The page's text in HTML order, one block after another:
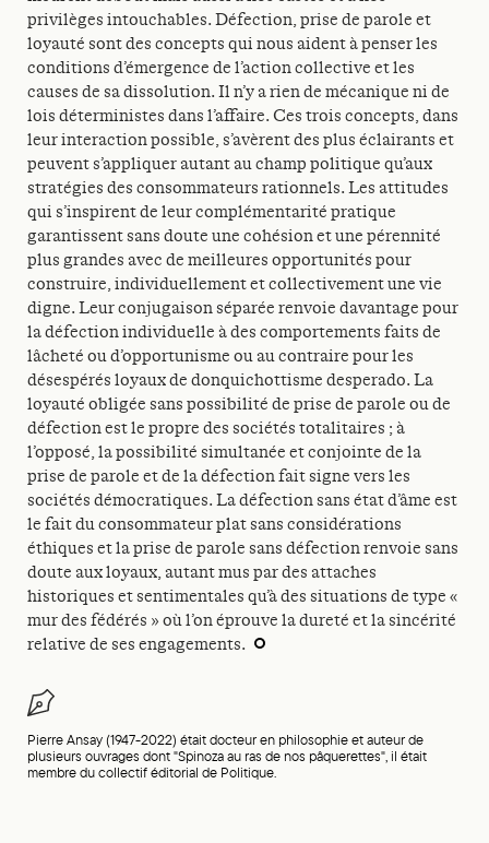
Pierre Ansay (1947-2022) était docteur en philosophie et auteur de
plusieurs ouvrages dont "Spinoza au ras de nos pâquerettes", il était
membre du collectif éditorial de Politique.
privilèges intouchables. Défection, prise de parole et
loyauté sont des concepts qui nous aident à penser les
conditions d’émergence de l’action collective et les
causes de sa dissolution. Il n’y a rien de mécanique ni de
lois déterministes dans l’affaire. Ces trois concepts, dans
leur interaction possible, s’avèrent des plus éclairants et
peuvent s’appliquer autant au champ politique qu’aux
stratégies des consommateurs rationnels. Les attitudes
qui s’inspirent de leur complémentarité pratique
garantissent sans doute une cohésion et une pérennité
plus grandes avec de meilleures opportunités pour
construire, individuellement et collectivement une vie
digne. Leur conjugaison séparée renvoie davantage pour
la défection individuelle à des comportements faits de
lâcheté ou d’opportunisme ou au contraire pour les
désespérés loyaux de donquichottisme desperado. La
loyauté obligée sans possibilité de prise de parole ou de
défection est le propre des sociétés totalitaires ; à
l’opposé, la possibilité simultanée et conjointe de la
prise de parole et de la défection fait signe vers les
sociétés démocratiques. La défection sans état d’âme est
le fait du consommateur plat sans considérations
éthiques et la prise de parole sans défection renvoie sans
doute aux loyaux, autant mus par des attaches
historiques et sentimentales qu’à des situations de type «
mur des fédérés » où l’on éprouve la dureté et la sincérité
relative de ses engagements.